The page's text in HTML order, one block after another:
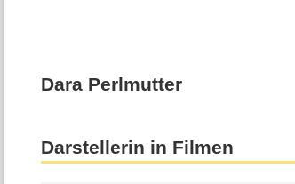
Dara Perlmutter
Darstellerin in Filmen